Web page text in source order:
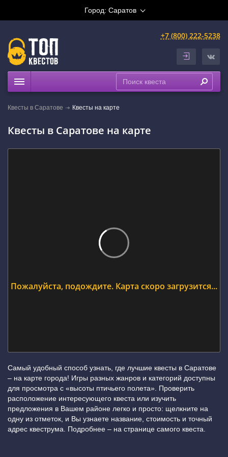
Город: Саратов
+7 (800) 222-5238
Расписание
Квесты в Саратове Квесты на карте
Квесты в Саратове на карте
Пожалуйста, подождите. Карта скоро загрузится...
Самый удобный способ узнать, где лучшие квесты в Саратове
– на карте города! Игры разных жанров и категорий доступны
для просмотра с «высоты птичьего полета». Проверить
расположение интересующего квеста или изучить
предложения в Вашем районе легко и просто: щелкните на
одну из отметок, и Вы узнаете название, стоимость и точный
адрес квеструма. Подробнее – на странице самого квеста.